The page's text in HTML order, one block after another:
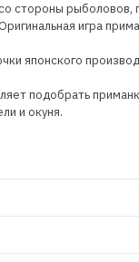
стороны
игра
японского
подобрать
и окуня.